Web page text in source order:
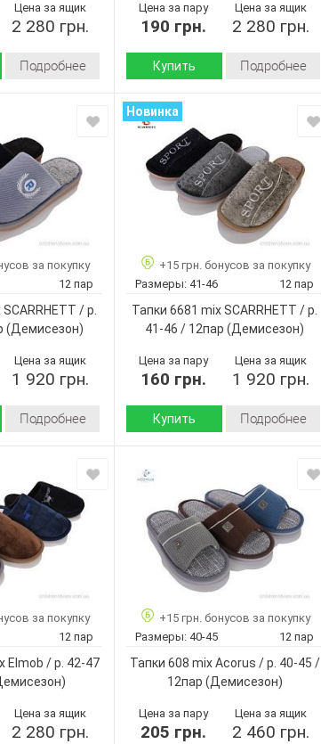
Цена за ящик
2 280 грн.
Подробнее
Пена
Китай
No brand
L1911 mix
Мужчины
Цена за пару
190 грн.
Цена за ящик
2 280 грн.
Купить Подробнее
Сезон:
Материал внутри:
Подошва : Пена
Страна
производитель:
Китай
No brand
L1912 mix
Размер:
Кол-во пар:
Пол: Мужчины
за покупку
12 пар
/ p.
(Демисезон)
Цена за ящик
1 920 грн.
Подробнее
искусственный
мех
Пена
Китай
41-46
Микс
Мужчины
Новинка
+15 грн. бонусов за покупку
Размеры: 41-46 12 пар
Тапки 6681 mix SCARRHETT / p.
41-46 / 12пар (Демисезон)
Цена за пару
160 грн.
Цена за ящик
1 920 грн.
Купить Подробнее
Материал верха:
Материал
внутри:
искусственный
мех
Подошва : Пена
Страна
производитель:
Китай
Артикул: 6681 mix
Кол-во пар: 12
Пол: Мужчины
за покупку
12 пар
Elmob / p. 42-47
Цена за ящик
2 280 грн.
+15 грн. бонусов за покупку
Размеры: 40-45 12 пар
Тапки 608 mix Acorus / p. 40-45 /
12пар (Демисезон)
Цена за пару
205 грн.
Цена за ящик
2 460 грн.